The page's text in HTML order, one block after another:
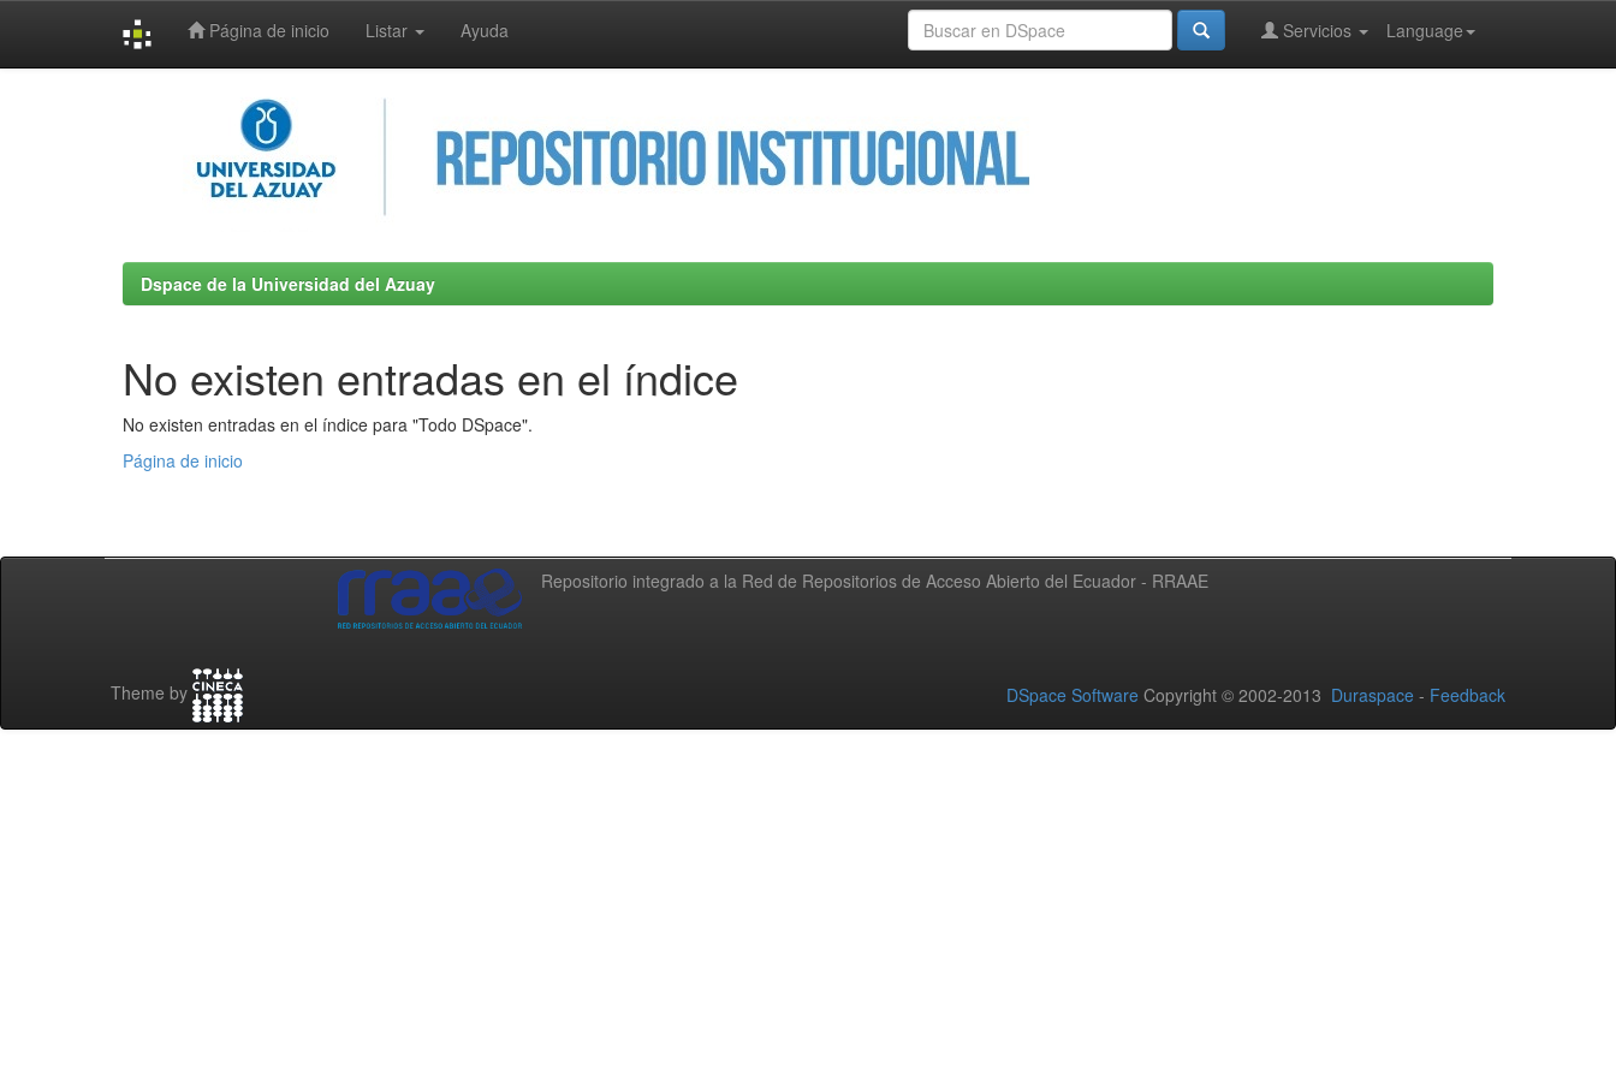
Página de inicio Listar Ayuda Language
Servicios
Dspace de la Universidad del Azuay
No existen entradas en el índice
No existen entradas en el índice para "Todo DSpace".
Página de inicio
Repositorio integrado a la Red de Repositorios de Acceso Abierto del Ecuador - RRAAE
Theme by DSpace Software Copyright © 2002-2013 Duraspace - Feedback